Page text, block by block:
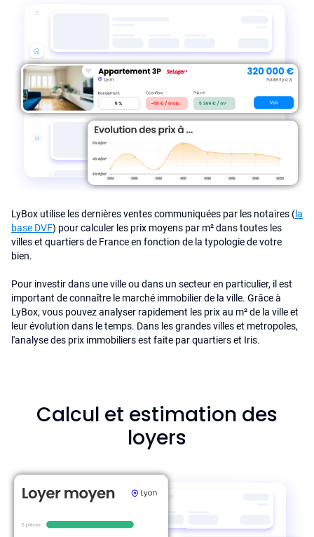
LyBox utilise les dernières ventes communiquées par les notaires (la
base DVF) pour calculer les prix moyens par m² dans toutes les
villes et quartiers de France en fonction de la typologie de votre
bien.
Pour investir dans une ville ou dans un secteur en particulier, il est
important de connaître le marché immobilier de la ville. Grâce à
LyBox, vous pouvez analyser rapidement les prix au m² de la ville et
leur évolution dans le temps. Dans les grandes villes et metropoles,
l'analyse des prix immobiliers est faite par quartiers et Iris.
Calcul et estimation des
loyers